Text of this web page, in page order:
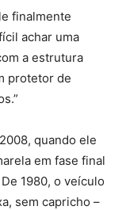
finalmente
achar uma
a estrutura
protetor de
quando ele
em fase final
1980, o veículo
sem capricho –